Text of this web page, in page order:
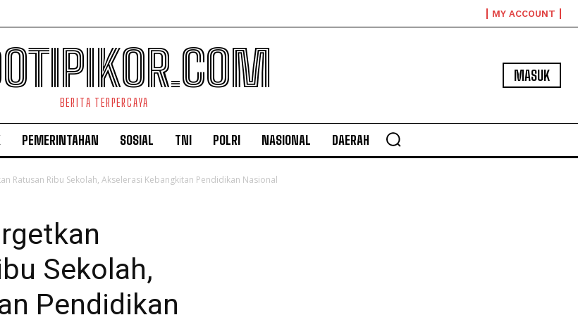
MY ACCOUNT
BERITA TERPERCAYA
MASUK
PEMERINTAHAN SOSIAL TNI POLRI NASIONAL DAERAH
Ratusan Ribu Sekolah, Akselerasi Kebangkitan Pendidikan Nasional
Sekolah,
Pendidikan